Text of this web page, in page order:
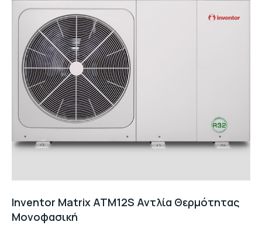
Inventor Matrix ATM12S Αντλία Θερμότητας
Μονοφασική